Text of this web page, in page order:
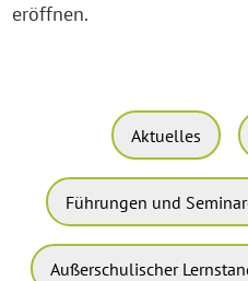
eröffnen.
Aktuelles
Führungen und
Außerschulischer